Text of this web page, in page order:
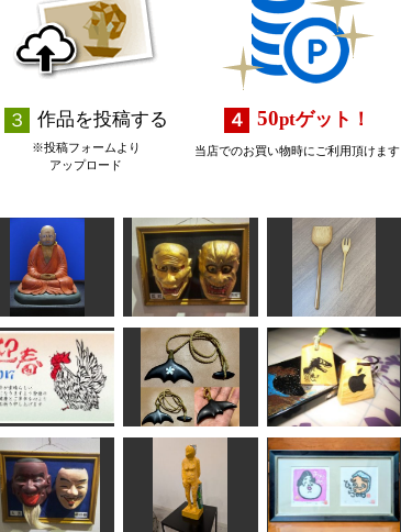
作品を投稿する
※投稿フォームより
アップロード
50ptゲット！
当店でのお買い物時にご利用頂けます
達磨大師像
タカじいさん
雷電・狐蛇
武宝
竹の食器
だーやま
平成29年年賀状
道工房
ホエールテールネッ
クレス
wavers design
絵駒
RinRin